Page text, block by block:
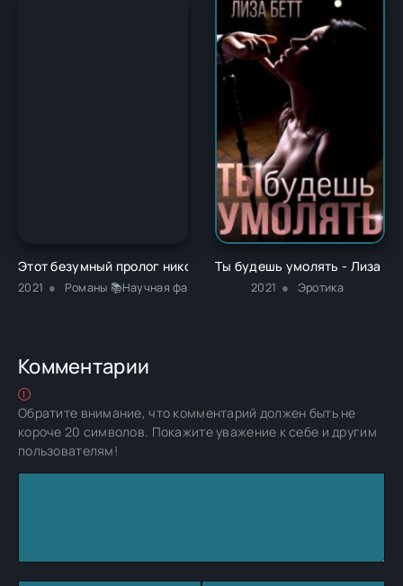
Этот безумный пролог никогда не закончится. Том 1 - Notego
2021 Романы 📚Научная фантастика
Ты будешь умолять - Лиза
2021 Эротика
Комментарии
Обратите внимание, что комментарий должен быть не
короче 20 символов. Покажите уважение к себе и другим
пользователям!